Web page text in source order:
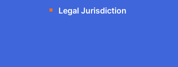
Legal Jurisdiction